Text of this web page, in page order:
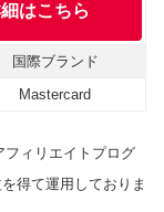
はこちら
国際ブランド
Mastercard
ィリエイトプログ
得て運用しておりま